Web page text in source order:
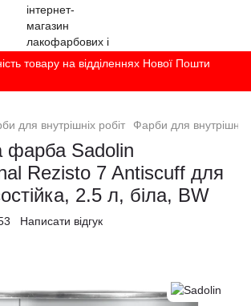
товару на відділеннях Нової Пошти
для внутрішніх робіт Фарби для внутрішніх
фарба Sadolin
Rezisto 7 Antiscuff для
2.5 л, біла, BW
Написати відгук